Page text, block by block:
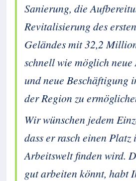
Sanierung, die
Revitalisierung des
Geländes mit 32,2
schnell wie möglich neue
und neue Beschäftigung
der Region zu
Wir wünschen jedem
dass er rasch einen Platz
Arbeitswelt finden wird.
gut arbeiten könnt, habt